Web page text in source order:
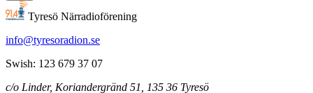
Tyresö Närradioförening
info@tyresoradion.se
Swish: 123 679 37 07
c/o Linder, Koriandergränd 51, 135 36 Tyresö